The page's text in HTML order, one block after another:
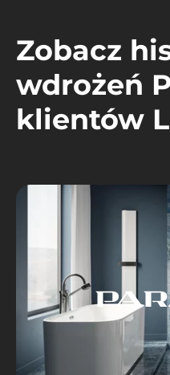
Zobacz
wdrożeń
klientów